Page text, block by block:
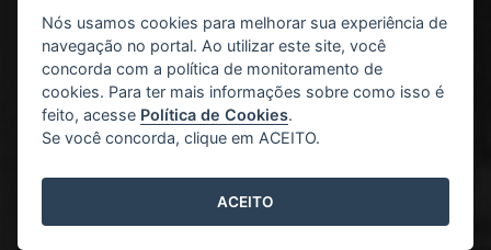
12/03/2024
Acesso ao Ambiente Virtual
Qualificar ES
Leia mais
Nós usamos cookies para melhorar sua experiência de
navegação no portal. Ao utilizar este site, você
concorda com a política de monitoramento de
cookies. Para ter mais informações sobre como isso é
feito, acesse Política de Cookies.
Se você concorda, clique em ACEITO.
ACEITO